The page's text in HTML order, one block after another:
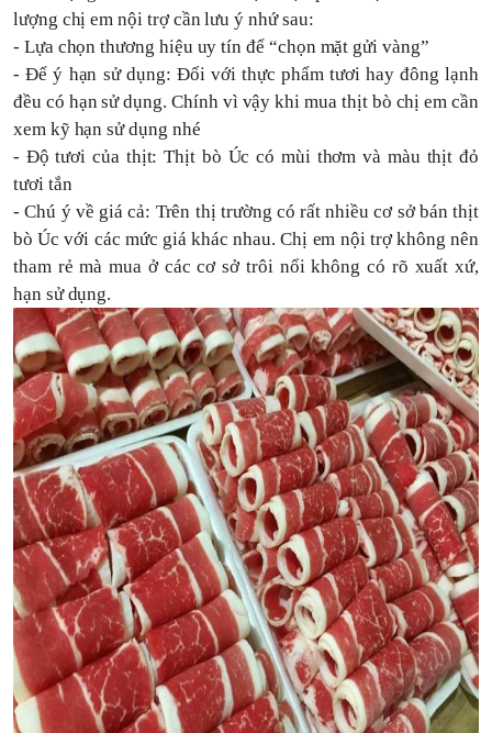
lượng chị em nội trợ cần lưu ý nhứ sau:
- Lựa chọn thương hiệu uy tín để “chọn mặt gửi vàng”
- Để ý hạn sử dụng: Đối với thực phẩm tươi hay đông lạnh
đều có hạn sử dụng. Chính vì vậy khi mua thịt bò chị em cần
xem kỹ hạn sử dụng nhé
- Độ tươi của thịt: Thịt bò Úc có mùi thơm và màu thịt đỏ
tươi tắn
- Chú ý về giá cả: Trên thị trường có rất nhiều cơ sở bán thịt
bò Úc với các mức giá khác nhau. Chị em nội trợ không nên
tham rẻ mà mua ở các cơ sở trôi nổi không có rõ xuất xứ,
hạn sử dụng.